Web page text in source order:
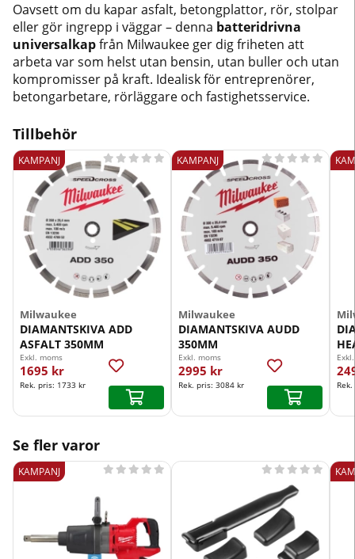
Oavsett om du kapar asfalt, betongplattor, rör, stolpar
eller gör ingrepp i väggar – denna batteridrivna
universalkapfrån Milwaukee ger dig friheten att
arbeta var som helst utan bensin, utan buller och utan
kompromisser på kraft. Idealisk för entreprenörer,
betongarbetare, rörläggare och fastighetsservice.
Tillbehör
KAMPANJ
Milwaukee
DIAMANTSKIVA ADD
ASFALT 350MM
    
Exkl. moms
1695 kr
Rek. pris: 1733 kr
KAMPANJ
Milwaukee
DIAMANTSKIVA AUDD
350MM
    
Exkl. moms
2995 kr
Rek. pris: 3084 kr
Se fler varor
KAMPANJ          